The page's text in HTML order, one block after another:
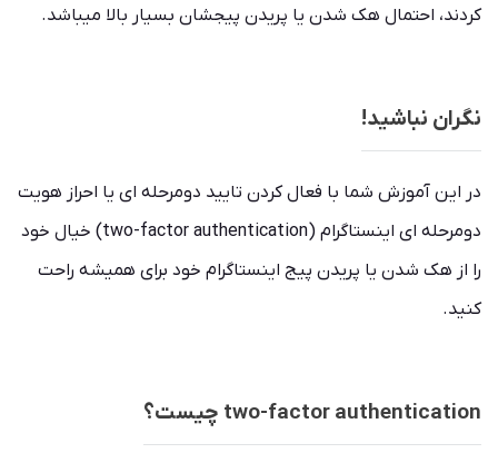
کردند، احتمال هک شدن یا پریدن پیجشان بسیار بالا میباشد.
نگران نباشید!
در این آموزش شما با فعال کردن تایید دومرحله ای یا احراز هویت
دومرحله ای اینستاگرام (two-factor authentication) خیال خود
را از هک شدن یا پریدن پیج اینستاگرام خود برای همیشه راحت
کنید.
two-factor authentication چیست؟